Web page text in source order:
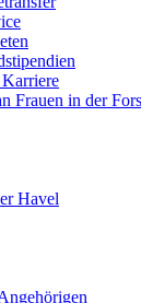
Frauen in der
Havel